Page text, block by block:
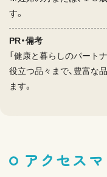
す。
PR・備考
「健康と暮らしのパート
役立つ品々まで、豊富な
ます。
アクセス